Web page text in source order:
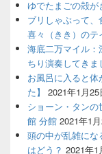
ゆでたまごの殻
ブリしゃぶって
喜々（きき）のテ
海底二万マイル：
ちり演奏してきま
お風呂に入ると
た】
2021年1月25
ショーン・タン
館 分館 2021年1
頭の中が乱雑に
はどう？ 2021年1